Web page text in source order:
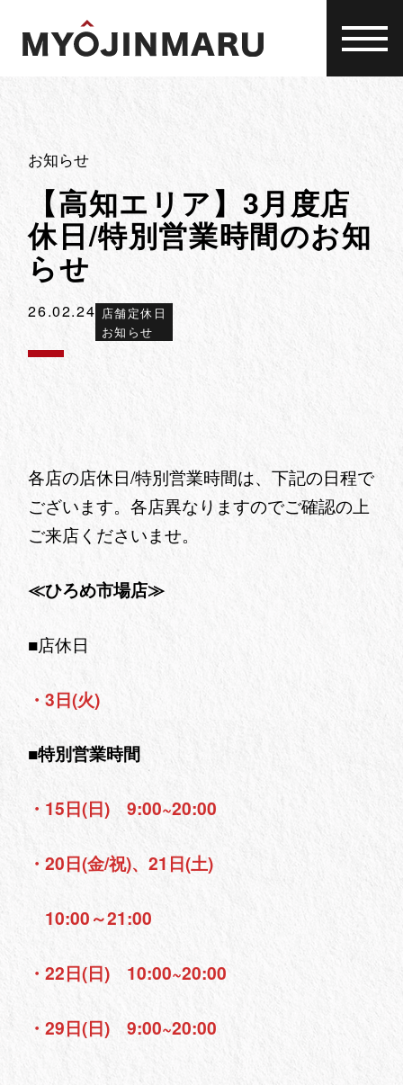
content
お知らせ
【高知エリア】3月度店
休日/特別営業時間のお知
らせ
26.02.24 店舗定休日
お知らせ
各店の店休日/特別営業時間は、下記の日程で
ございます。各店異なりますのでご確認の上
ご来店くださいませ。
≪ひろめ市場店≫
■店休日
・3日(火)
■特別営業時間
・15日(日) 9:00~20:00
・20日(金/祝)、21日(土)
10:00～21:00
・22日(日) 10:00~20:00
・29日(日) 9:00~20:00